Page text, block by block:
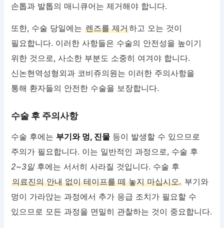
손톱과 발톱의 매니큐어는 제거해야 합니다.
또한, 수술 당일에는렌즈를 제거하고 오는 것이
필요합니다. 이러한 사항들은 수술의 안전성을 높이기
위한 것으로, 사소한 부분도 소중히 여겨야 합니다.
신논현역성형외과 코비쥬의원는 이러한 주의사항을
통해 환자들의 안전한 수술을 보장합니다.
수술 후 주의사항
수술 후에는 부기와 멍, 진물 등이 발생할 수 있으므로
주의가 필요합니다. 이는 일반적인 과정으로, 수술 후
2~3일후에는 서서히 사라질 것입니다. 수술 후
의료진의 안내 없이 테이프를 떼 놓지 마십시오. 부기와
멍이 가라앉는 과정에서 추가 응급 조치가 필요할 수
있으므로 모든 과정을 면밀히 관찰하는 것이 중요합니다.